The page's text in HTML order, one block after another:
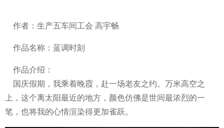
作者：生产五车间工会 高宇畅
作品名称：蓝调时刻
作品介绍：
国庆假期，我乘着晚霞，赴一场老友之约。万米高空之
上，这个离太阳最近的地方，颜色仿佛是世间最浓烈的一
笔，也将我的心情渲染得更加雀跃。